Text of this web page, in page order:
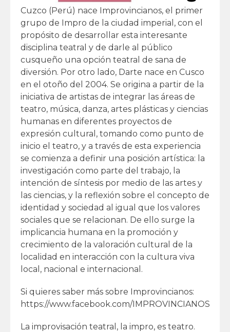
Cuzco (Perú) nace Improvincianos, el primer
grupo de Impro de la ciudad imperial, con el
propósito de desarrollar esta interesante
disciplina teatral y de darle al público
cusqueño una opción teatral de sana de
diversión. Por otro lado, Darte nace en Cusco
en el otoño del 2004. Se origina a partir de la
iniciativa de artistas de integrar las áreas de
teatro, música, danza, artes plásticas y ciencias
humanas en diferentes proyectos de
expresión cultural, tomando como punto de
inicio el teatro, y a través de esta experiencia
se comienza a definir una posición artística: la
investigación como parte del trabajo, la
intención de síntesis por medio de las artes y
las ciencias, y la reflexión sobre el concepto de
identidad y sociedad al igual que los valores
sociales que se relacionan. De ello surge la
implicancia humana en la promoción y
crecimiento de la valoración cultural de la
localidad en interacción con la cultura viva
local, nacional e internacional.
Si quieres saber más sobre Improvincianos:
https://www.facebook.com/IMPROVINCIANOS
La improvisación teatral, la impro, es teatro.